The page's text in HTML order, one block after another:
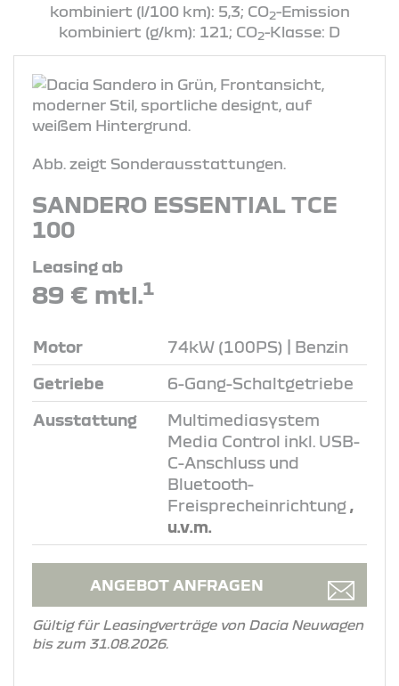
kombiniert (l/100 km): 5,3; CO2-Emission
kombiniert (g/km): 121; CO2-Klasse: D
Abb. zeigt Sonderausstattungen.
SANDERO ESSENTIAL TCE
100
Leasing ab
89 € mtl.1
Motor 74kW (100PS) | Benzin
Getriebe 6-Gang-Schaltgetriebe
Ausstattung
Multimediasystem
Media Control inkl. USB-
C-Anschluss und
Bluetooth-
Freisprecheinrichtung ,
u.v.m.
ANGEBOT ANFRAGEN
Gültig für Leasingverträge von Dacia Neuwagen
bis zum 31.08.2026.